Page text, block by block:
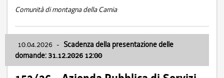
Comunità di montagna della Carnia
10.04.2026 - Scadenza della presentazione delle
domande: 31.12.2026 12:00